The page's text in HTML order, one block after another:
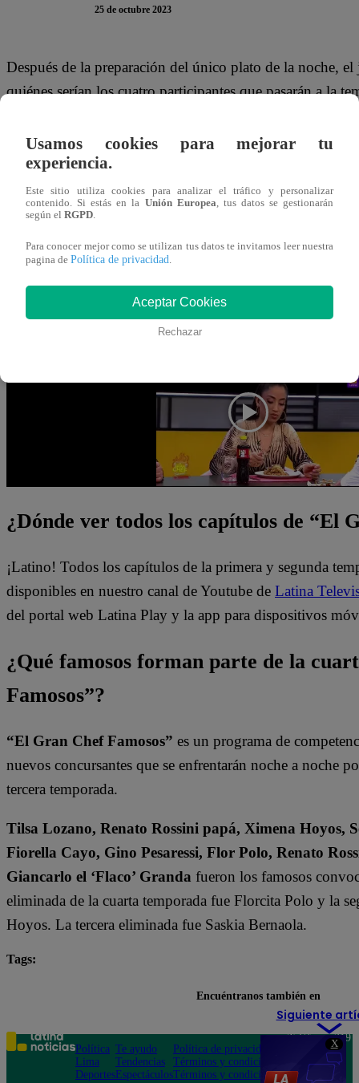
X
25 de octubre 2023
Después de la preparación del único plato de la noche,
quiénes serían los cuatro participantes que pasarán a la
El jurado anunció que el primer participante que pasó
que, el segundo concursante a eliminación fue Christian
Eliminación.
Este miércoles 25 de octubre se vive una nueva Noche
Chef Famosos”. Fiorella Cayo, Renato Rossini, ‘Flaco’
enfrentaron en la cocina del programa de Latina.
¿Dónde ver todos los capítulos de “El
¡Latino! Todos los capítulos de la primera y segunda
disponibles en nuestro canal de Youtube de Latina
del portal web Latina Play y la app para dispositivos
¿Qué famosos forman parte de la
Famosos”?
“El Gran Chef Famosos” es un programa de
nuevos concursantes que se enfrentarán noche a noche
tercera temporada.
Tilsa Lozano, Renato Rossini papá, Ximena Hoyos,
Fiorella Cayo, Gino Pesaressi, Flor Polo, Renato
Giancarlo el ‘Flaco’ Granda fueron los famosos
eliminada de la cuarta temporada fue Florcita Polo y la
Hoyos. La tercera eliminada fue Saskia Bernaola.
Tags:
Siguiente
Usamos cookies para mejorar tu
experiencia.
Este sitio utiliza cookies para analizar el tráfico y personalizar
contenido. Si estás en la Unión Europea , tus datos se gestionarán
según el RGPD
Para conocer mejor como se utilizan tus datos te invitamos leer nuestra
pagina de Política de privacidad
Aceptar Cookies
Rechazar
Encuéntranos también en
Política
Lima
Deportes
Te ayudo
Tendencias
Espectáculos
Política de privacidad
Términos y condiciones
Términos y condiciones
Teléfono: 219
Av. San
Felipe 968